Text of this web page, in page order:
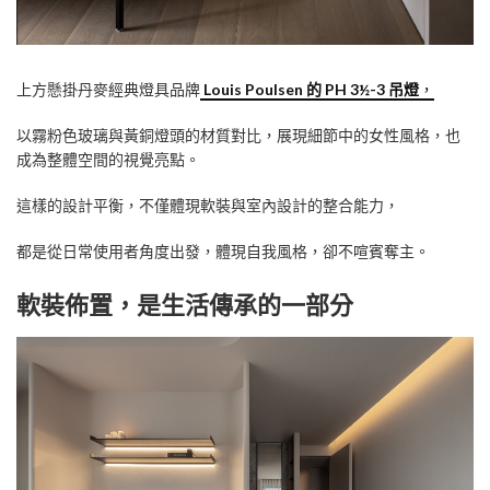
上方懸掛丹麥經典燈具品牌 Louis Poulsen 的 PH 3½-3 吊燈，
以霧粉色玻璃與黃銅燈頭的材質對比，展現細節中的女性風格，也
成為整體空間的視覺亮點。
這樣的設計平衡，不僅體現軟裝與室內設計的整合能力，
都是從日常使用者角度出發，體現自我風格，卻不喧賓奪主。
軟裝佈置，是生活傳承的一部分